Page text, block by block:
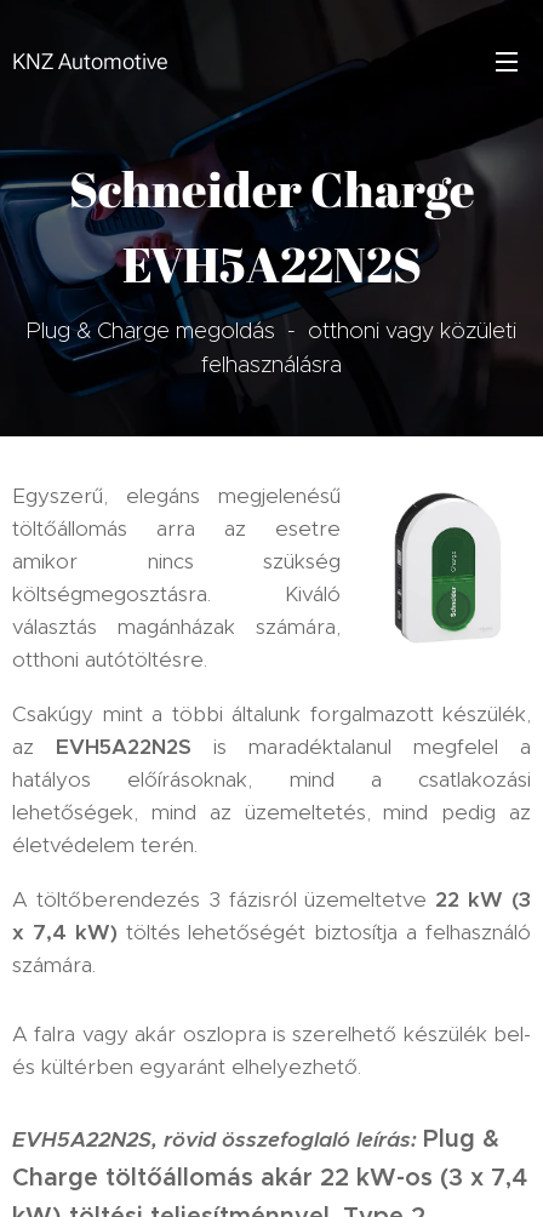
KNZ Automotive
Schneider Charge
EVH5A22N2S
Plug & Charge megoldás - otthoni vagy közületi
felhasználásra
Egyszerű, elegáns megjelenésű
töltőállomás arra az esetre
amikor nincs szükség
költségmegosztásra. Kiváló
választás magánházak számára,
otthoni autótöltésre.
Csakúgy mint a többi általunk forgalmazott készülék,
az EVH5A22N2S is maradéktalanul megfelel a
hatályos előírásoknak, mind a csatlakozási
lehetőségek, mind az üzemeltetés, mind pedig az
életvédelem terén.
A töltőberendezés 3 fázisról üzemeltetve 22 kW (3
x 7,4 kW) töltés lehetőségét biztosítja a felhasználó
számára.
A falra vagy akár oszlopra is szerelhető készülék bel-
és kültérben egyaránt elhelyezhető.
EVH5A22N2S, rövid összefoglaló leírás: Plug &
Charge töltőállomás akár 22 kW-os (3 x 7,4